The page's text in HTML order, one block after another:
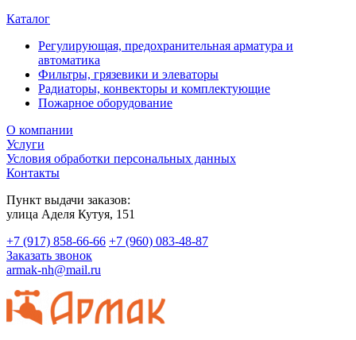
Каталог
Регулирующая, предохранительная арматура и
автоматика
Фильтры, грязевики и элеваторы
Радиаторы, конвекторы и комплектующие
Пожарное оборудование
О компании
Услуги
Условия обработки персональных данных
Контакты
Пункт выдачи заказов:
​улица Аделя Кутуя, 151
+7 (917) 858-66-66 +7 (960) 083-48-87
Заказать звонок
armak-nh@mail.ru